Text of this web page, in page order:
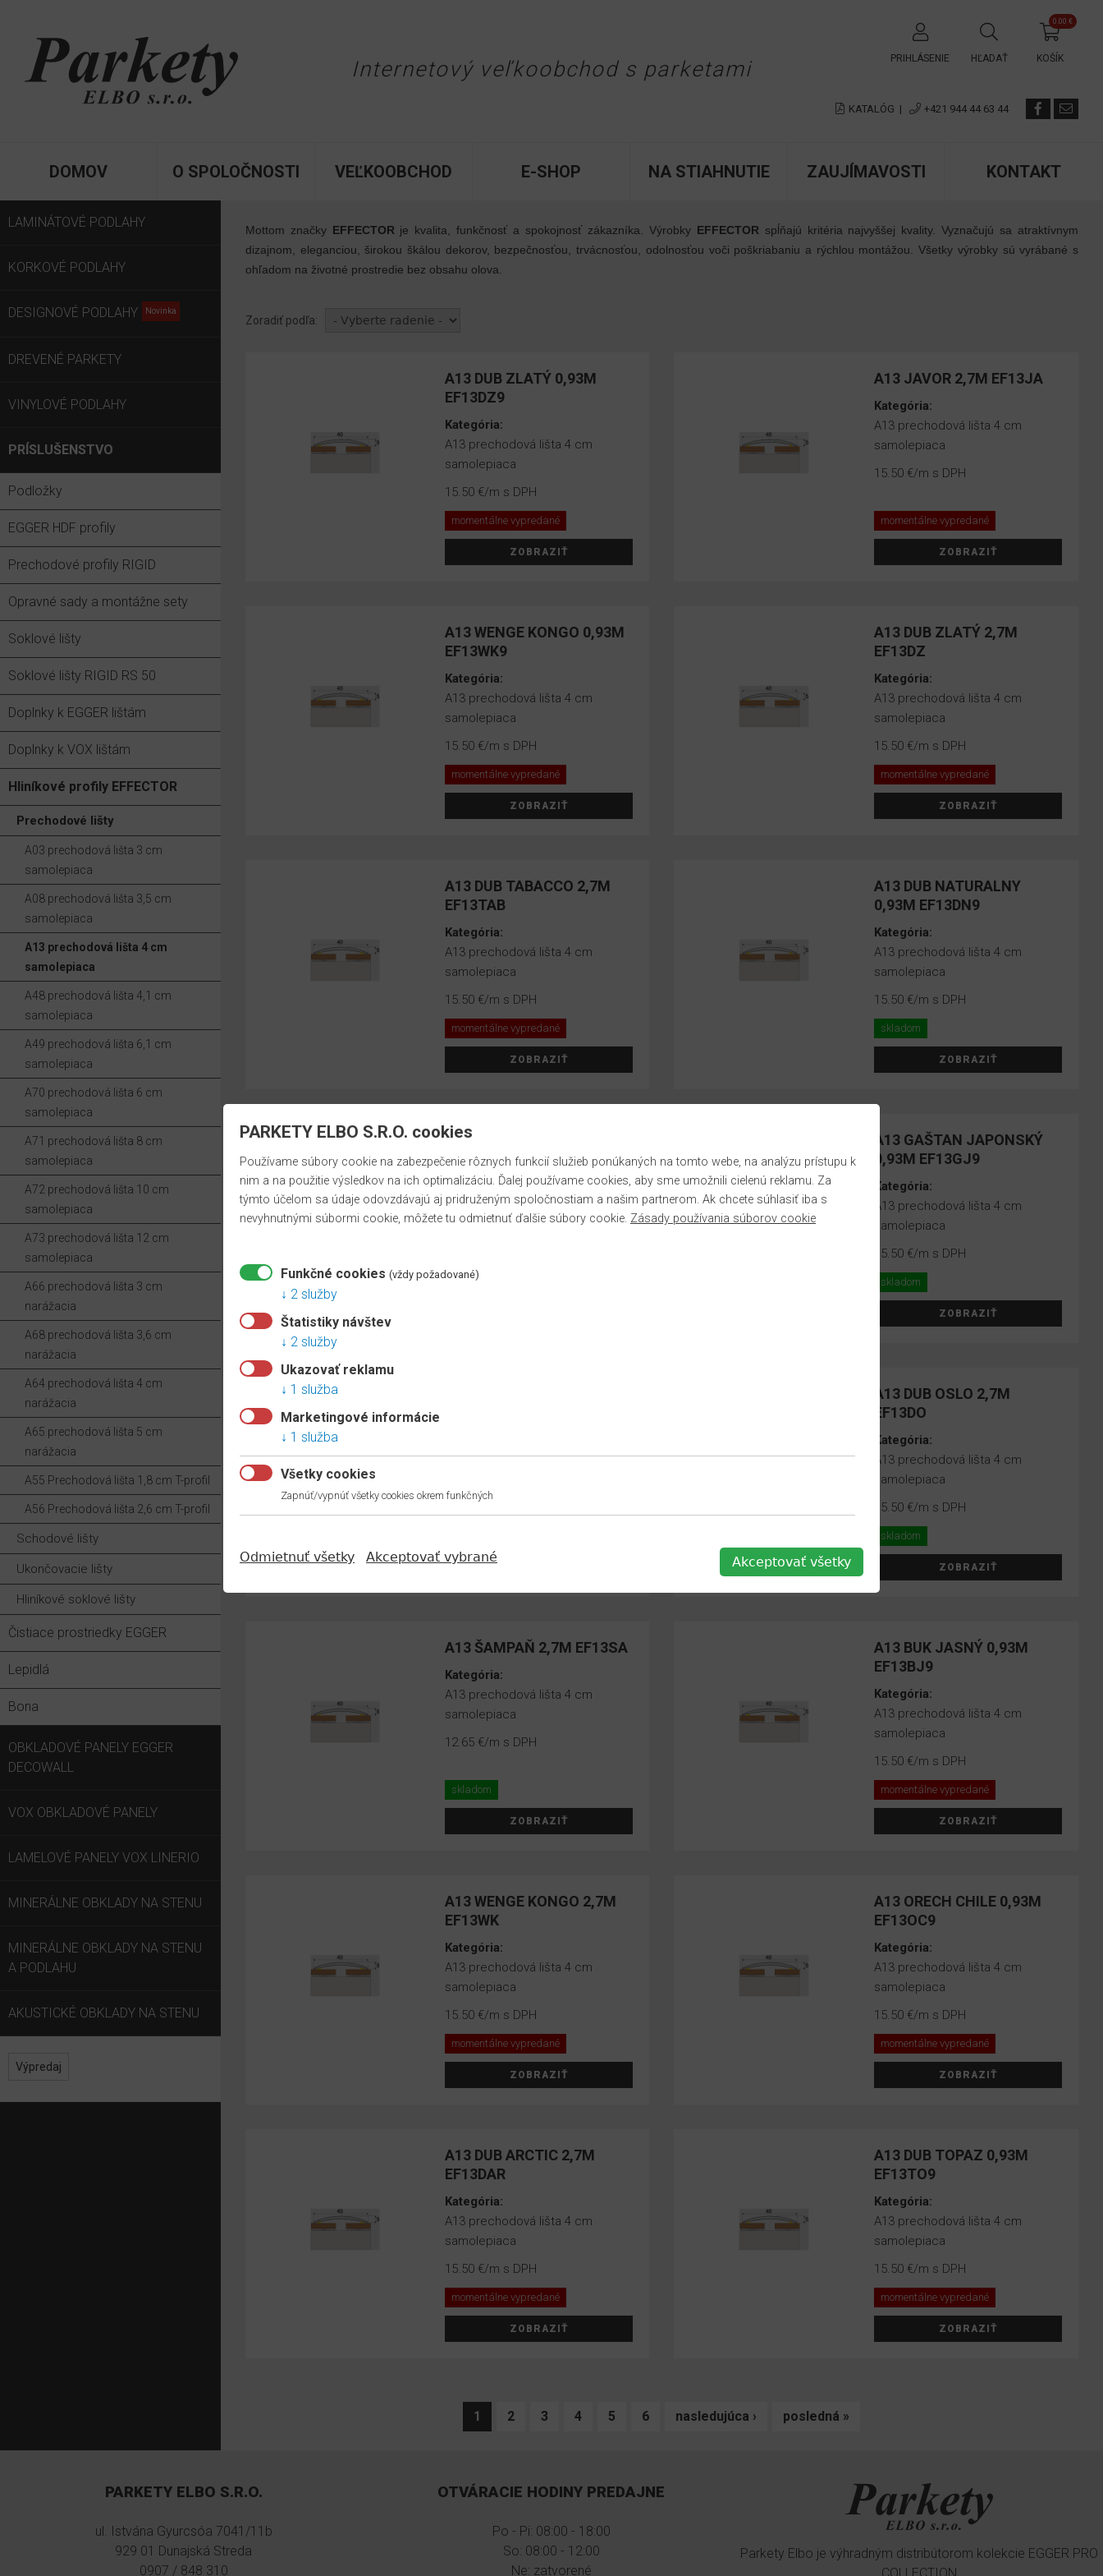
Internetový veľkoobchod s parketami PRIHLÁSENIE HĽADAŤ KOŠÍK
0.00 €
DOMOV O SPOLOČNOSTI VEĽKOOBCHOD E-SHOP NA STIAHNUTIE ZAUJÍMAVOSTI KONTAKT
KATALÓG | +421 944 44 63 44
✕
Mottom značky EFFECTOR je kvalita, funkčnosť a spokojnosť zákazníka. Výrobky EFFECTOR spĺňajú kritéria najvyššej kvality. Vyznačujú sa atraktívnym
dizajnom, eleganciou, širokou škálou dekorov, bezpečnosťou, trvácnosťou, odolnosťou voči poškriabaniu a rýchlou montážou. Všetky výrobky sú vyrábané s
ohľadom na životné prostredie bez obsahu olova.
Zoradiť podľa:
A13 DUB ZLATÝ 0,93M
EF13DZ9
Kategória:
A13 prechodová lišta 4 cm
samolepiaca
15.50 €/m s DPH
momentálne vypredané
ZOBRAZIŤ
A13 JAVOR 2,7M EF13JA
Kategória:
A13 prechodová lišta 4 cm
samolepiaca
15.50 €/m s DPH
momentálne vypredané
ZOBRAZIŤ
A13 WENGE KONGO 0,93M
EF13WK9
Kategória:
A13 prechodová lišta 4 cm
samolepiaca
15.50 €/m s DPH
momentálne vypredané
ZOBRAZIŤ
A13 DUB ZLATÝ 2,7M
EF13DZ
Kategória:
A13 prechodová lišta 4 cm
samolepiaca
15.50 €/m s DPH
momentálne vypredané
ZOBRAZIŤ
A13 DUB TABACCO 2,7M
EF13TAB
Kategória:
A13 prechodová lišta 4 cm
samolepiaca
15.50 €/m s DPH
momentálne vypredané
ZOBRAZIŤ
A13 DUB NATURALNY
0,93M EF13DN9
Kategória:
A13 prechodová lišta 4 cm
samolepiaca
15.50 €/m s DPH
skladom
ZOBRAZIŤ
A13 DUB HELSINKI 2,7M
EF13DH
Kategória:
A13 prechodová lišta 4 cm
samolepiaca
skladom
A13 GAŠTAN JAPONSKÝ
0,93M EF13GJ9
Kategória:
A13 prechodová lišta 4 cm
samolepiaca
15.50 €/m s DPH
skladom
ZOBRAZIŤ
A13 prechodová lišta 4 cm
A13 DUB OSLO 2,7M
EF13DO
Kategória:
A13 prechodová lišta 4 cm
samolepiaca
15.50 €/m s DPH
skladom
ZOBRAZIŤ
A13 ŠAMPAŇ 2,7M EF13SA
Kategória:
A13 prechodová lišta 4 cm
samolepiaca
12.65 €/m s DPH
skladom
ZOBRAZIŤ
A13 BUK JASNÝ 0,93M
EF13BJ9
Kategória:
A13 prechodová lišta 4 cm
samolepiaca
15.50 €/m s DPH
momentálne vypredané
ZOBRAZIŤ
A13 WENGE KONGO 2,7M
EF13WK
Kategória:
A13 prechodová lišta 4 cm
samolepiaca
15.50 €/m s DPH
momentálne vypredané
ZOBRAZIŤ
A13 ORECH CHILE 0,93M
EF13OC9
Kategória:
A13 prechodová lišta 4 cm
samolepiaca
15.50 €/m s DPH
momentálne vypredané
ZOBRAZIŤ
A13 DUB ARCTIC 2,7M
EF13DAR
Kategória:
A13 prechodová lišta 4 cm
samolepiaca
15.50 €/m s DPH
momentálne vypredané
ZOBRAZIŤ
A13 DUB TOPAZ 0,93M
EF13TO9
Kategória:
A13 prechodová lišta 4 cm
samolepiaca
15.50 €/m s DPH
momentálne vypredané
ZOBRAZIŤ
1 2 3 4 5 6 nasledujúca › posledná »
LAMINÁTOVÉ PODLAHY
KORKOVÉ PODLAHY
DESIGNOVÉ PODLAHY
DREVENÉ PARKETY
VINYLOVÉ PODLAHY
PRÍSLUŠENSTVO
Podložky
EGGER HDF profily
Prechodové profily RIGID
Opravné sady a montážne sety
Soklové lišty
Soklové lišty RIGID RS 50
Doplnky k EGGER lištám
Doplnky k VOX lištám
Hliníkové profily EFFECTOR
Prechodové lišty
A03 prechodová lišta 3 cm
samolepiaca
A08 prechodová lišta 3,5 cm
samolepiaca
A13 prechodová lišta 4 cm
samolepiaca
A48 prechodová lišta 4,1 cm
samolepiaca
A49 prechodová lišta 6,1 cm
samolepiaca
A70 prechodová lišta 6 cm
samolepiaca
A71 prechodová lišta 8 cm
samolepiaca
A72 prechodová lišta 10 cm
samolepiaca
A73 prechodová lišta 12 cm
samolepiaca
A66 prechodová lišta 3 cm
narážacia
A68 prechodová lišta 3,6 cm
narážacia
A64 prechodová lišta 4 cm
narážacia
A65 prechodová lišta 5 cm
narážacia
A55 Prechodová lišta 1,8 cm T-profil
A56 Prechodová lišta 2,6 cm T-profil
Schodové lišty
Ukončovacie lišty
Hliníkové soklové lišty
Čistiace prostriedky EGGER
Lepidlá
Bona
OBKLADOVÉ PANELY EGGER
DECOWALL
VOX OBKLADOVÉ PANELY
LAMELOVÉ PANELY VOX LINERIO
MINERÁLNE OBKLADY NA STENU
MINERÁLNE OBKLADY NA STENU
A PODLAHU
AKUSTICKÉ OBKLADY NA STENU
Výpredaj
PARKETY ELBO S.R.O.
ul. Istvána Gyurcsóa 7041/11b
929 01 Dunajská Streda
0907 / 848 310
OTVÁRACIE HODINY PREDAJNE
Po - Pi: 08:00 - 18:00
So: 08:00 - 12:00
Ne: zatvorené
Parkety Elbo je výhradným distribútorom kolekcie EGGER PRO
PARKETY ELBO S.R.O. cookies
Používame súbory cookie na zabezpečenie rôznych funkcií služieb ponúkaných na tomto webe, na analýzu prístupu k
nim a na použitie výsledkov na ich optimalizáciu. Ďalej používame cookies, aby sme umožnili cielenú reklamu. Za
týmto účelom sa údaje odovzdávajú aj pridruženým spoločnostiam a našim partnerom. Ak chcete súhlasiť iba s
nevyhnutnými súbormi cookie, môžete tu odmietnuť ďalšie súbory cookie. Zásady používania súborov cookie
Funkčné cookies (vždy požadované)
2 služby
Štatistiky návštev
2 služby
Ukazovať reklamu
1 služba
Marketingové informácie
1 služba
Všetky cookies
Zapnúť/vypnúť všetky cookies okrem funkčných
Odmietnuť všetky Akceptovať vybrané Akceptovať všetky